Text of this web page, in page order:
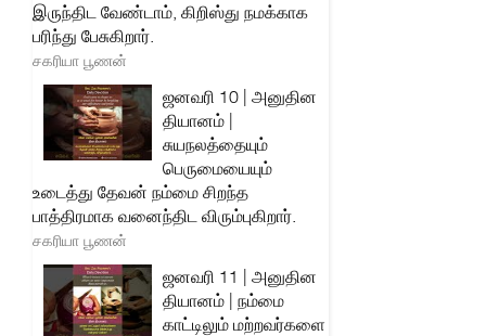
இருந்திட வேண்டாம், கிறிஸ்து நமக்காக
பரிந்து பேசுகிறார்.
சகரியா பூணன்
ஜனவரி 10 | அனுதின
தியானம் |
சுயநலத்தையும்
பெருமையையும்
உடைத்து தேவன் நம்மை சிறந்த
பாத்திரமாக வனைந்திட விரும்புகிறார்.
சகரியா பூணன்
ஜனவரி 11 | அனுதின
தியானம் | நம்மை
காட்டிலும் மற்றவர்களை